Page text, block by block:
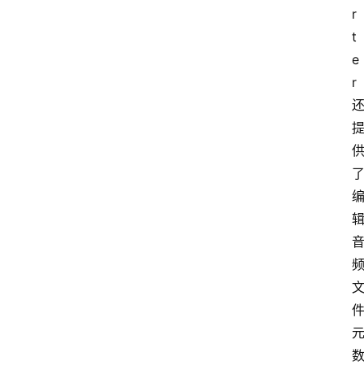
r
t
e
r
还
提
供
了
编
辑
音
频
文
件
元
数